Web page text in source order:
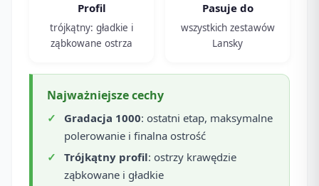
Profil
trójkątny: gładkie i
ząbkowane ostrza
Pasuje do
wszystkich zestawów
Lansky
Najważniejsze cechy
Gradacja 1000: ostatni etap, maksymalne
polerowanie i finalna ostrość
Trójkątny profil: ostrzy krawędzie
ząbkowane i gładkie